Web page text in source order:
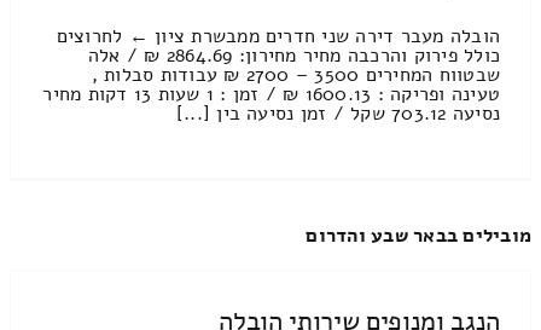
הובלה מעבר דירה שני חדרים ממבשרת ציון ← לחרוצים
כולל פירוק והרכבה מחיר מחירון: 2864.69 ₪ / אלה
שבטווח המחירים 3500 – 2700 ₪ עבודות סבלות ,
טעינה ופריקה : 1600.13 ₪ / זמן : 1 שעות 13 דקות מחיר
נסיעה 703.12 שקל / זמן נסיעה בין [...]
מובילים בבאר שבע והדרום
הנגב ומנופים שירותי הובלה